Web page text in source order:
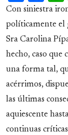
Con siniestra
políticamente el
Sra Carolina
hecho, caso que
una forma tal,
acérrimos,
las últimas
aquiescente
continuas